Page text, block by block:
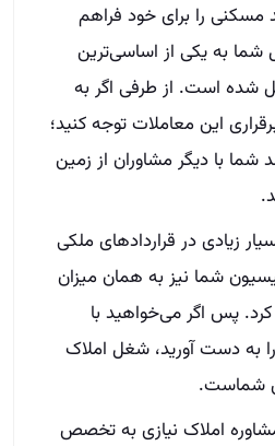
مسکنی را برای خود فراهم
شما به یکی از اساسی‌ترین
شده است. از طرفی اگر به
این معاملات توجه کنید؛
شما با دیگر مشاوران از زمین
زیادی در قراردادهای ملکی
شما نیز به همان میزان
پس اگر می‌خواهید با
به دست آورید، شغل املاک
شماست.
املاک نیازی به تخصص